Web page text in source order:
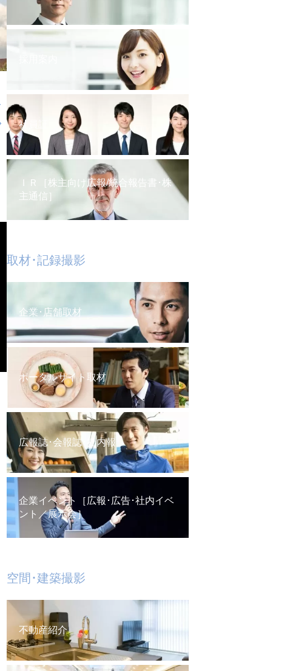
社員証
ＩＲ［株主向け広報/統合報告書･株
主通信］
取材･記録撮影
企業･店舗取材
ポータルサイト取材
広報誌･会報誌･社内報
企業イベント［広報･広告･社内イベ
ント／展示会］
空間･建築撮影
不動産紹介